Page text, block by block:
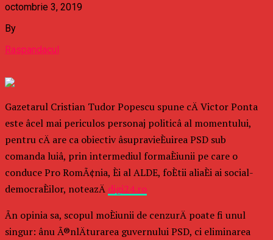
octombrie 3, 2019
By
Raspandacul
Gazetarul Cristian Tudor Popescu spune cÄ Victor Ponta
este âcel mai periculos personaj politicâ al momentului,
pentru cÄ are ca obiectiv âsupravieÈuirea PSD sub
comanda luiâ, prin intermediul formaÈiunii pe care o
conduce Pro RomÃ¢nia, Èi al ALDE, foÈtii aliaÈi ai social-
democraÈilor, noteazÄ digi24.ro
Ãn opinia sa, scopul moÈiunii de cenzurÄ poate fi unul
singur: ânu Ã®nlÄturarea guvernului PSD, ci eliminarea